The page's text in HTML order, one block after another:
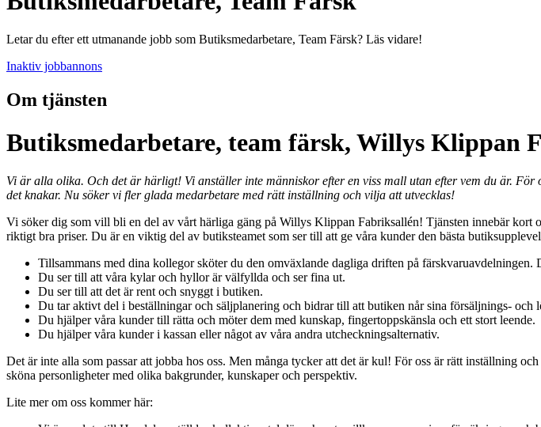
Letar du efter ett utmanande jobb som Butiksmedarbetare, Team Färsk? Läs vidare!
Inaktiv jobbannons
Om tjänsten
Butiksmedarbetare, team färsk, Willys Klippan
Vi är alla olika. Och det är härligt! Vi anställer inte människor efter en viss mall utan efter vem du är.
det knakar. Nu söker vi fler glada medarbetare med rätt inställning och vilja att utvecklas!
Vi söker dig som vill bli en del av vårt härliga gäng på Willys Klippan Fabriksallén! Tjänsten innebär
riktigt bra priser. Du är en viktig del av butiksteamet som ser till att ge våra kunder den bästa
Tillsammans med dina kollegor sköter du den omväxlande dagliga driften på färskvaruavdelningen.
Du ser till att våra kylar och hyllor är välfyllda och ser fina ut.
Du ser till att det är rent och snyggt i butiken.
Du tar aktivt del i beställningar och säljplanering och bidrar till att butiken når sina försäljnings- och
Du hjälper våra kunder till rätta och möter dem med kunskap, fingertoppskänsla och ett stort leende.
Du hjälper våra kunder i kassan eller något av våra andra utcheckningsalternativ.
Det är inte alla som passar att jobba hos oss. Men många tycker att det är kul! För oss är rätt inställning
sköna personligheter med olika bakgrunder, kunskaper och perspektiv.
Lite mer om oss kommer här: